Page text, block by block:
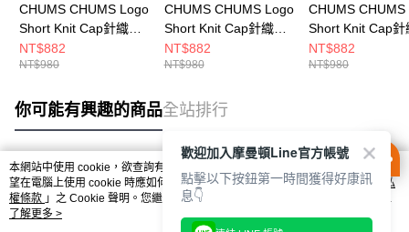
CHUMS CHUMS Logo
Short Knit Cap針織帽
CH051402N001
NT$882
NT$980
CHUMS CHUMS Logo
Short Knit Cap針織帽
CH051402Y001
NT$882
NT$980
CHUMS CHUMS
Short Knit Cap針
CH051402K001
NT$882
NT$980
你可能有興趣的商品全站排行
熱門標籤
本網站中使用 cookie，欲查詢有關本網站使用 cookie 方式之詳情，及若您不希
望在電腦上使用 cookie 時應如何變更電腦的 cookie 設定，請參閱本網站「
隱私
權條款 」之 Cookie 聲明。您繼續使用本網站即表示您同意本公司得按本網站使
用條款之 Cookie 聲明使用 cookie。
了解更多 >
歡迎加入摩曼頓Line官方帳號
點擊以下按鈕第一時間獲得好康訊
息👇